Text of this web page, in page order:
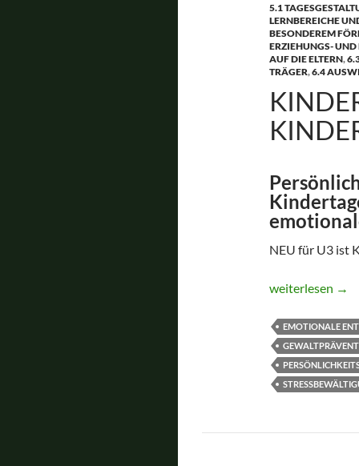
5.1
LERNBEREICHE
BESONDEREM
ERZIEHUNGS-
AUF DIE ELTERN,
TRÄGER,6.4
NEU für U3 ist
Kindergarten
weiterlesen →
EMOTIONALE